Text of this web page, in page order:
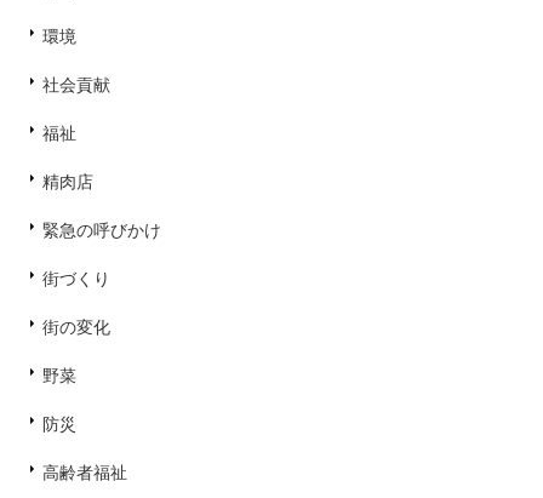
環境
社会貢献
福祉
精肉店
緊急の呼びかけ
街づくり
街の変化
野菜
防災
高齢者福祉